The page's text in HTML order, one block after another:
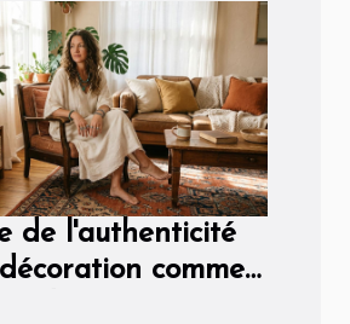
de l'authenticité
comme